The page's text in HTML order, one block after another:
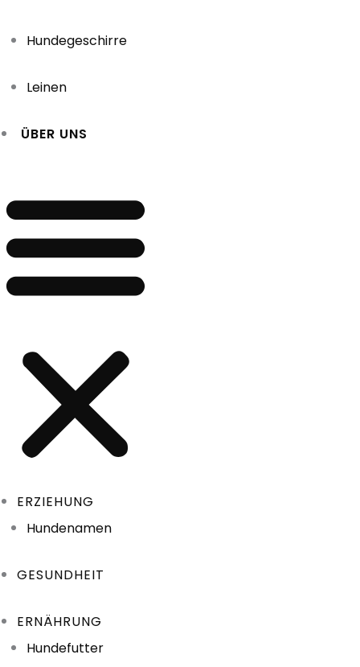
Hundegeschirre
Leinen
ÜBER UNS
ERZIEHUNG
Hundenamen
GESUNDHEIT
ERNÄHRUNG
Hundefutter